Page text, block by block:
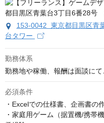
153-0042 東京都目黒区青
台タワー
勤務体系
勤務地や稼働、報酬は面談にて
必須条件
・Excelでの仕様書、企画書の
・家庭用ゲーム（据置機/携帯